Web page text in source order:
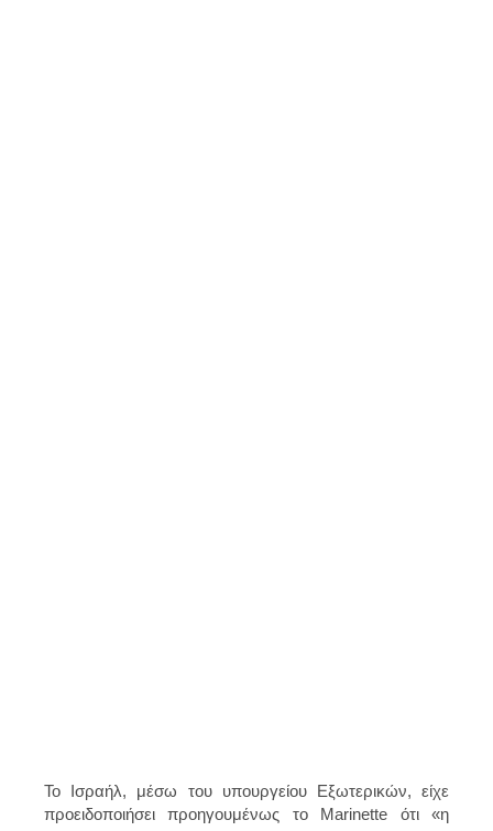
Το Ισραήλ, μέσω του υπουργείου Εξωτερικών, είχε
προειδοποιήσει προηγουμένως το Marinette ότι «η